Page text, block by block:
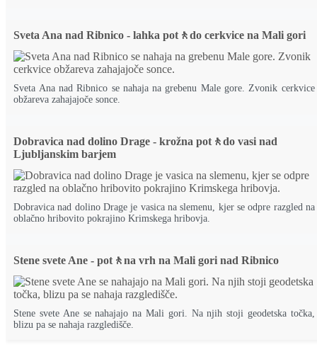
Sveta Ana nad Ribnico - lahka pot🚶do cerkvice na Mali gori
Sveta Ana nad Ribnico se nahaja na grebenu Male gore. Zvonik cerkvice
obžareva zahajajoče sonce.
Dobravica nad dolino Drage - krožna pot🚶do vasi nad
Ljubljanskim barjem
Dobravica nad dolino Drage je vasica na slemenu, kjer se odpre razgled na
oblačno hribovito pokrajino Krimskega hribovja.
Stene svete Ane - pot🚶na vrh na Mali gori nad Ribnico
Stene svete Ane se nahajajo na Mali gori. Na njih stoji geodetska točka,
blizu pa se nahaja razgledišče.